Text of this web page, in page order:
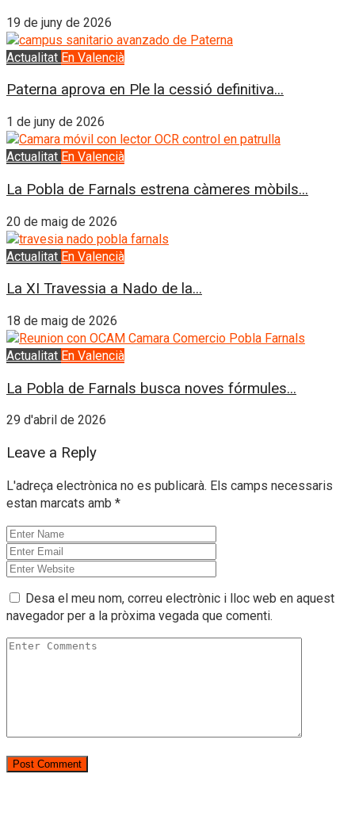
19 de juny de 2026
Actualitat En Valencià
Paterna aprova en Ple la cessió definitiva...
1 de juny de 2026
Actualitat En Valencià
La Pobla de Farnals estrena càmeres mòbils...
20 de maig de 2026
Actualitat En Valencià
La XI Travessia a Nado de la...
18 de maig de 2026
Actualitat En Valencià
La Pobla de Farnals busca noves fórmules...
29 d'abril de 2026
Leave a Reply
L'adreça electrònica no es publicarà. Els camps necessaris
estan marcats amb *
Desa el meu nom, correu electrònic i lloc web en aquest
navegador per a la pròxima vegada que comenti.